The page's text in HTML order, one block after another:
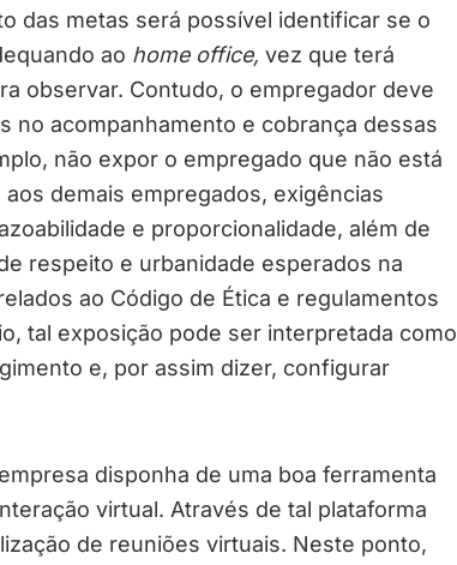
das metas será possível identificar se o
ao home office, vez que terá
observar. Contudo, o empregador deve
no acompanhamento e cobrança dessas
não expor o empregado que não está
demais empregados, exigências
e proporcionalidade, além de
respeito e urbanidade esperados na
ao Código de Ética e regulamentos
tal exposição pode ser interpretada como
e, por assim dizer, configurar
disponha de uma boa ferramenta
virtual. Através de tal plataforma
de reuniões virtuais. Neste ponto,